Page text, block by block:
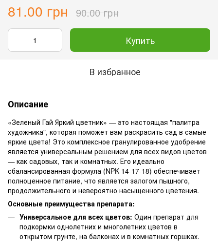
81.00 грн 90.00 грн
Купить
В избранное
Описание
«Зеленый Гай Яркий цветник» — это настоящая "палитра
художника", которая поможет вам раскрасить сад в самые
яркие цвета! Это комплексное гранулированное удобрение
является универсальным решением для всех видов цветов
— как садовых, так и комнатных. Его идеально
сбалансированная формула (NPK 14-17-18) обеспечивает
полноценное питание, что является залогом пышного,
продолжительного и невероятно насыщенного цветения.
Основные преимущества препарата:
Универсальное для всех цветов: Один препарат для
подкормки однолетних и многолетних цветов в
открытом грунте, на балконах и в комнатных горшках.